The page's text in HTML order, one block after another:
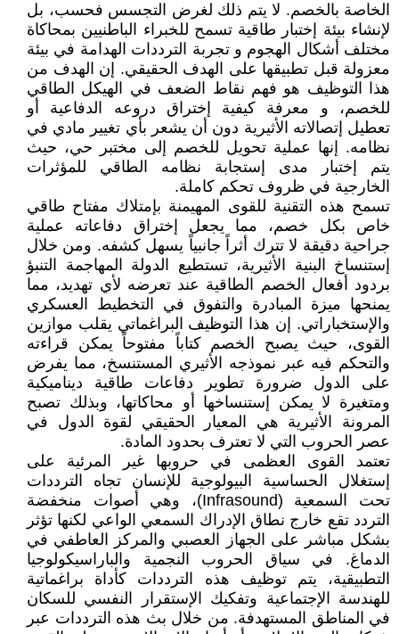
الخاصة بالخصم. لا يتم ذلك لغرض التجسس فحسب، بل
لإنشاء بيئة إختبار طاقية تسمح للخبراء الباطنيين بمحاكاة
مختلف أشكال الهجوم و تجربة الترددات الهدامة في بيئة
معزولة قبل تطبيقها على الهدف الحقيقي. إن الهدف من
هذا التوظيف هو فهم نقاط الضعف في الهيكل الطاقي
للخصم، و معرفة كيفية إختراق دروعه الدفاعية أو
تعطيل إتصالاته الأثيرية دون أن يشعر بأي تغيير مادي في
نظامه. إنها عملية تحويل للخصم إلى مختبر حي، حيث
يتم إختبار مدى إستجابة نظامه الطاقي للمؤثرات
الخارجية في ظروف تحكم كاملة.
تسمح هذه التقنية للقوى المهيمنة بإمتلاك مفتاح طاقي
خاص بكل خصم، مما يجعل إختراق دفاعاته عملية
جراحية دقيقة لا تترك أثراً جانبياً يسهل كشفه. ومن خلال
إستنساخ البنية الأثيرية، تستطيع الدولة المهاجمة التنبؤ
بردود أفعال الخصم الطاقية عند تعرضه لأي تهديد، مما
يمنحها ميزة المبادرة والتفوق في التخطيط العسكري
والإستخباراتي. إن هذا التوظيف البراغماتي يقلب موازين
القوى، حيث يصبح الخصم كتاباً مفتوحاً يمكن قراءته
والتحكم فيه عبر نموذجه الأثيري المستنسخ، مما يفرض
على الدول ضرورة تطوير دفاعات طاقية ديناميكية
ومتغيرة لا يمكن إستنساخها أو محاكاتها، وبذلك تصبح
المرونة الأثيرية هي المعيار الحقيقي لقوة الدول في
عصر الحروب التي لا تعترف بحدود المادة.
تعتمد القوى العظمى في حروبها غير المرئية على
إستغلال الحساسية البيولوجية للإنسان تجاه الترددات
تحت السمعية (Infrasound)، وهي أصوات منخفضة
التردد تقع خارج نطاق الإدراك السمعي الواعي لكنها تؤثر
بشكل مباشر على الجهاز العصبي والمركز العاطفي في
الدماغ. في سياق الحروب النجمية والباراسيكولوجيا
التطبيقية، يتم توظيف هذه الترددات كأداة براغماتية
للهندسة الإجتماعية وتفكيك الإستقرار النفسي للسكان
في المناطق المستهدفة. من خلال بث هذه الترددات عبر